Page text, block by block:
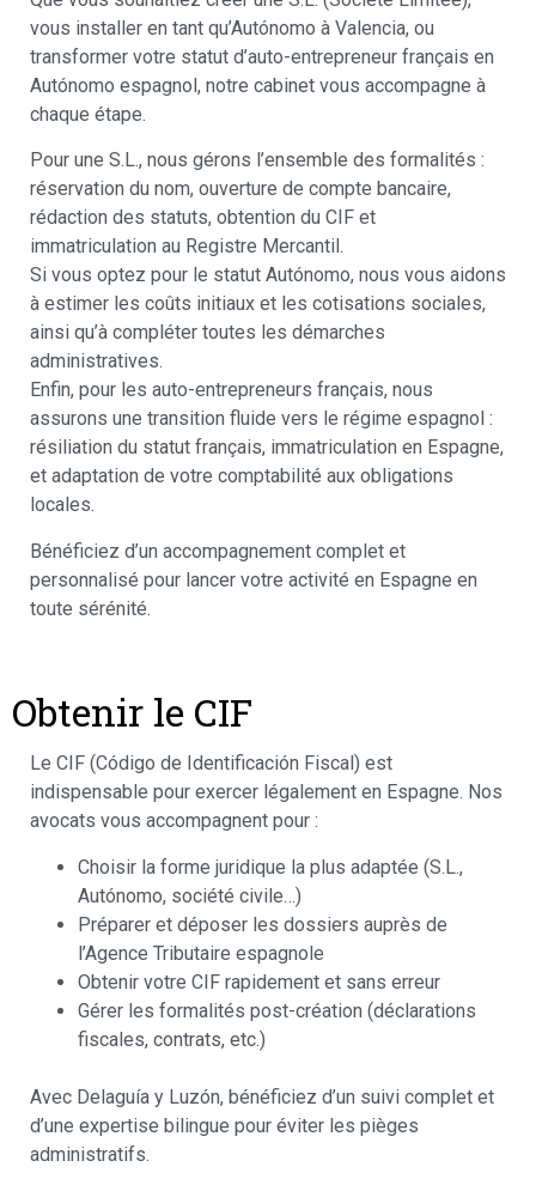
vous installer en tant qu’Autónomo à Valencia, ou
transformer votre statut d’auto-entrepreneur français en
Autónomo espagnol, notre cabinet vous accompagne à
chaque étape.
Pour une S.L., nous gérons l’ensemble des formalités :
réservation du nom, ouverture de compte bancaire,
rédaction des statuts, obtention du CIF et
immatriculation au Registre Mercantil.
Si vous optez pour le statut Autónomo, nous vous aidons
à estimer les coûts initiaux et les cotisations sociales,
ainsi qu’à compléter toutes les démarches
administratives.
Enfin, pour les auto-entrepreneurs français, nous
assurons une transition fluide vers le régime espagnol :
résiliation du statut français, immatriculation en Espagne,
et adaptation de votre comptabilité aux obligations
locales.
Bénéficiez d’un accompagnement complet et
personnalisé pour lancer votre activité en Espagne en
toute sérénité.
Obtenir le CIF
Le CIF (Código de Identificación Fiscal) est
indispensable pour exercer légalement en Espagne. Nos
avocats vous accompagnent pour :
Choisir la forme juridique la plus adaptée (S.L.,
Autónomo, société civile…)
Préparer et déposer les dossiers auprès de
l’Agence Tributaire espagnole
Obtenir votre CIF rapidement et sans erreur
Gérer les formalités post-création (déclarations
fiscales, contrats, etc.)
Avec Delaguía y Luzón, bénéficiez d’un suivi complet et
d’une expertise bilingue pour éviter les pièges
administratifs.